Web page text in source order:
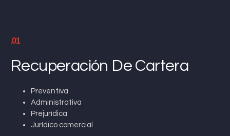
.01
Recuperación De Cartera
Preventiva
Administrativa
Prejurídica
Jurídico comercial